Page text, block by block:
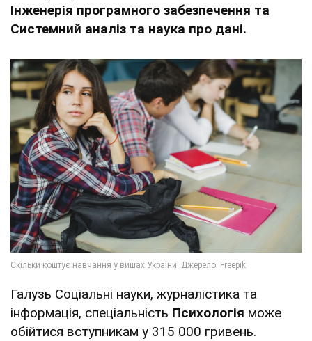
Інженерія програмного забезпечення та
Системний аналіз та наука про дані.
Галузь Соціальні науки, журналістика та
інформація, спеціальність Психологія може
обійтися вступникам у 315 000 гривень.